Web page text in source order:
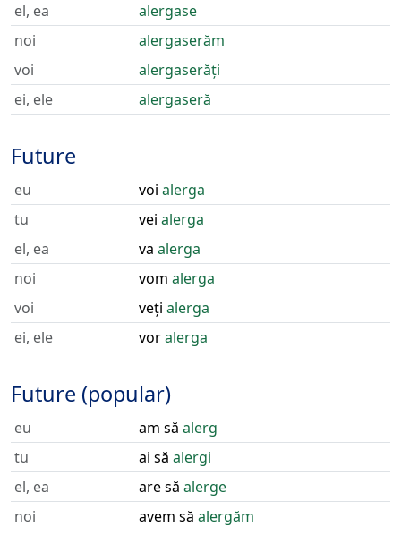
el, ea
alergase
noi
alergaserăm
voi
alergaserăți
ei, ele
alergaseră
Future
eu voi alerga
tu
vei alerga
el, ea
va alerga
noi
vom alerga
voi
veți alerga
ei, ele
voralerga
Future (popular)
eu am să alerg
tu
ai să alergi
el, ea
are să alerge
noi
avem să alergăm